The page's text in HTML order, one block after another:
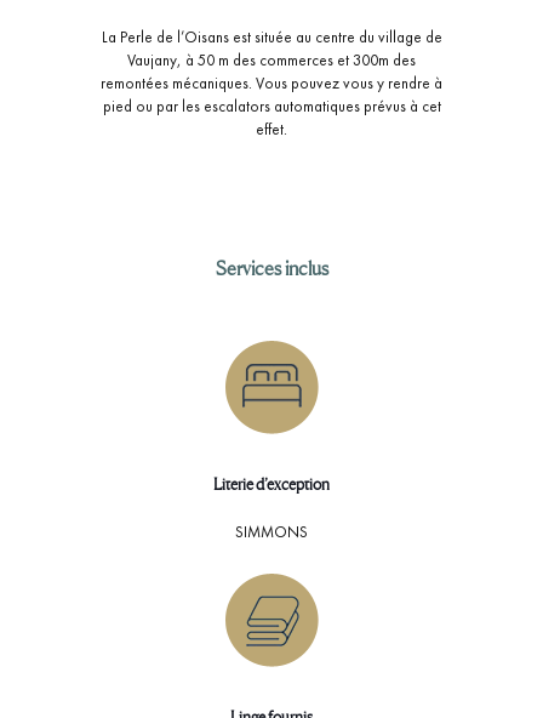
La Perle de l’Oisans est située au centre du village de
Vaujany, à 50 m des commerces et 300m des
remontées mécaniques. Vous pouvez vous y rendre à
pied ou par les escalators automatiques prévus à cet
effet.
Services inclus
Literie d’exception
SIMMONS